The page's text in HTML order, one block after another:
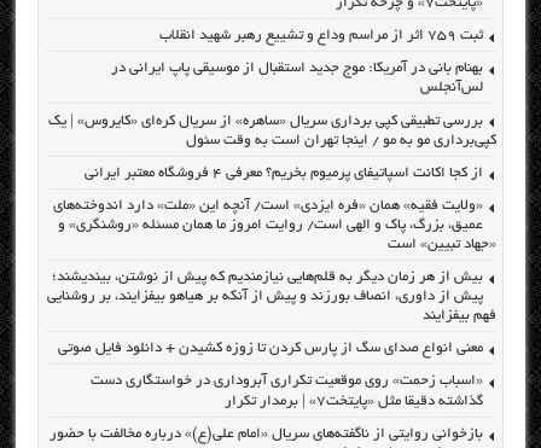
«پایتخت۷» و چرخه تکرار
ثبت ۷۵۹ اثر از مراسم وداع و تشییع رهبر شهید انقلاب
بهنام بانی در آمریکا: موج جدید استقبال از موسیقی پاپ ایرانی در
لس‌آنجلس
بررسی تطبیقی کپی برداری سریال «ساهره» از سریال کره‌ای «کایروس» | یک
کپی‌برداری مو به مو / اینجا تهران است به وقت سئول
از کجا اکانت اسپاتیفای پرمیوم بخریم؟ معرفی ۴ فروشگاه معتبر ایرانی
«ولایت فقیه» همان «فره ایزدی» است/ آنچه این «ملت» دارد اندوخته‌های
عمیق، بزرگ، پاک و الهی است/ روایت امروز ما همان مسئله «روشنگری» و
«جهاد تبیین» است
بیش از هر زمان دیگر به قلم‌هایی نیازمندیم که پیش از نوشتن، بیندیشند؛
پیش از داوری، انصاف بورزند و پیش از آنکه بر هیاهو بیفزایند، بر روشنایی
فهم بیفزایند
معنی انواع صدای سگ از پارس کردن تا زوزه کشیدن + دانلود فایل صوتی
«اسباب زحمت» روی موقعیت تکراری آبروداری در خواستگاری دست
گذاشته دقیقا مثل «پایتخت۷» | برمدار تکرار
بازخوانی روایتی از ناگفته‌های سریال «امام علی(ع)» درباره مخالفت با حضور